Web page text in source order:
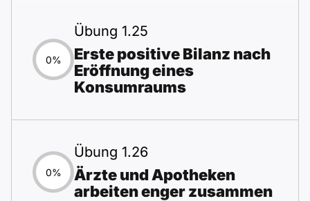
0%
Übung 1.25
Erste positive Bilanz nach
Eröffnung eines
Konsumraums
0%
Übung 1.26
Ärzte und Apotheken
arbeiten enger zusammen